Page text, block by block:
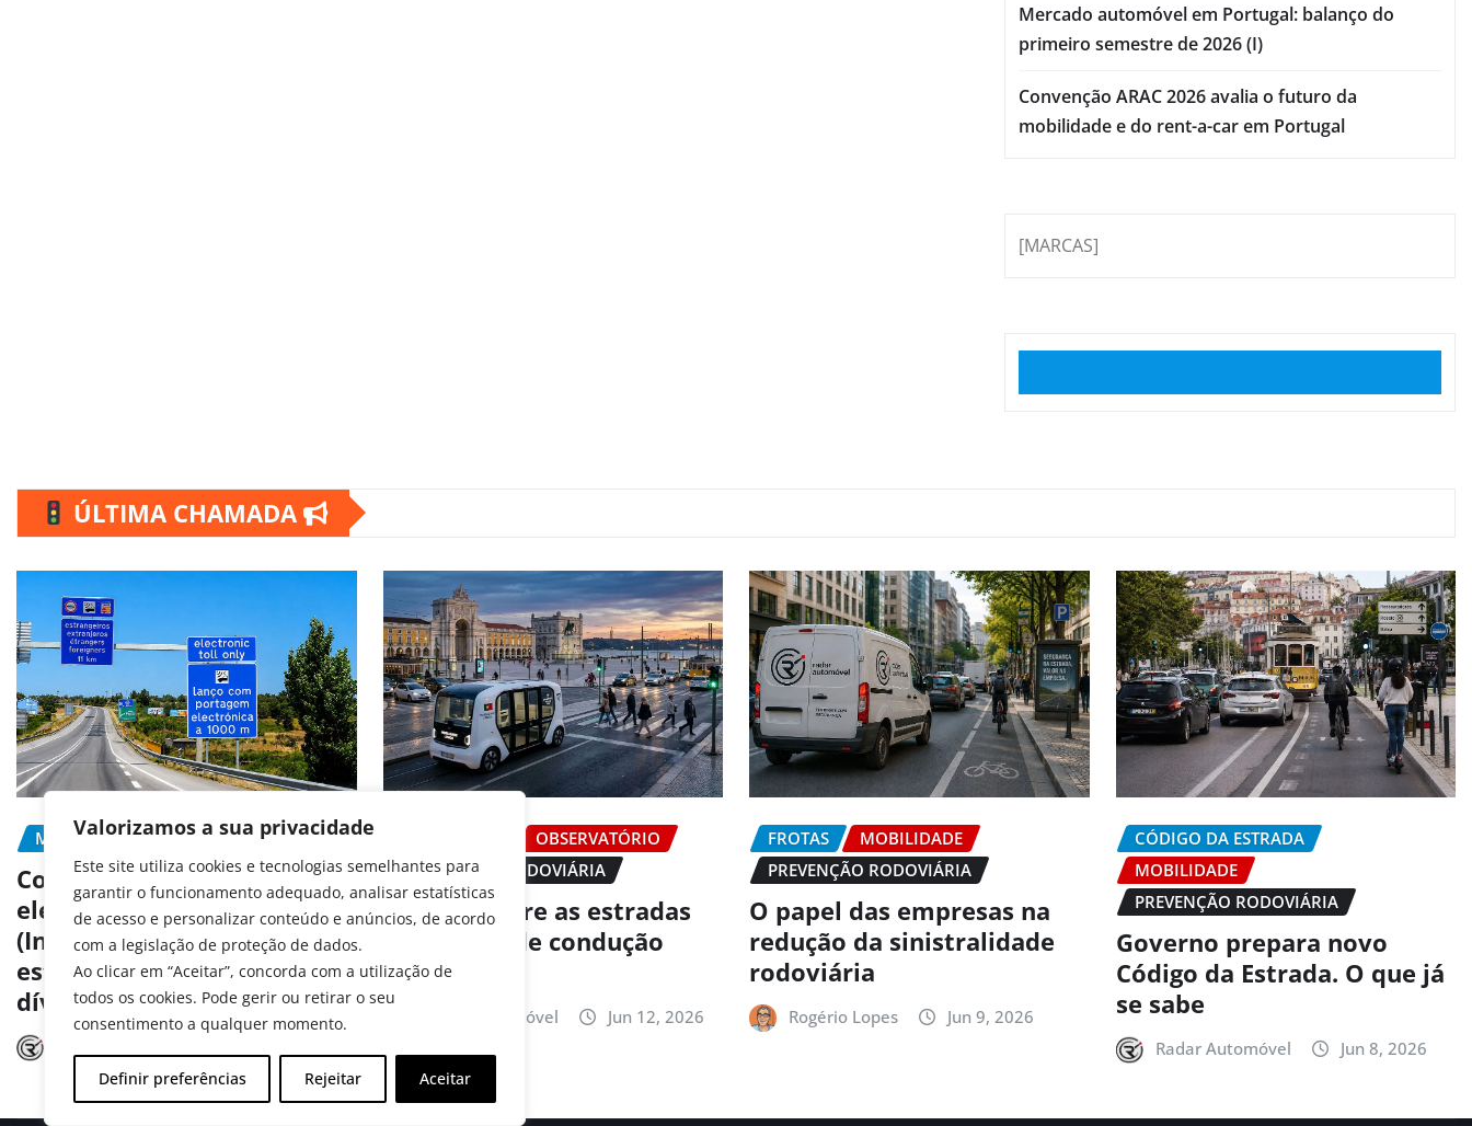
Valorizamos a sua privacidade
Este site utiliza cookies e tecnologias semelhantes para
garantir o funcionamento adequado, analisar estatísticas
de acesso e personalizar conteúdo e anúncios, de acordo
com a legislação de proteção de dados.
Ao clicar em “Aceitar”, concorda com a utilização de
todos os cookies. Pode gerir ou retirar o seu
consentimento a qualquer momento.
Definir preferências Rejeitar Aceitar
Mercado automóvel em Portugal: balanço do
primeiro semestre de 2026 (I)
Convenção ARAC 2026 avalia o futuro da
mobilidade e do rent-a-car em Portugal
[MARCAS]
ÚLTIMA CHAMADA
MOBILIDADE PORTAGEM
Como pagar portagens
eletrónicas em Portugal
(Inclui matrículas
estrangeiras e consulta de
dívidas)
OBSERVATÓRIO
PREVENÇÃO RODOVIÁRIA
Portugal abre as estradas
aos testes de condução
autónoma
Radar Automóvel Jun 12, 2026
FROTAS
MOBILIDADE
PREVENÇÃO RODOVIÁRIA
O papel das empresas na
redução da sinistralidade
rodoviária
Rogério Lopes Jun 9, 2026
CÓDIGO DA ESTRADA
MOBILIDADE
PREVENÇÃO RODOVIÁRIA
Governo prepara novo
Código da Estrada. O que já
se sabe
Radar Automóvel Jun 8, 2026